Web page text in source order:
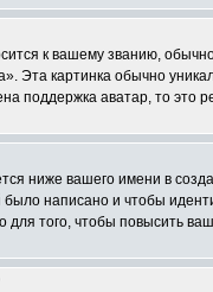
к вашему званию,
Эта картинка обычно
поддержка аватар, то
ниже вашего имени в
написано и чтобы
того, чтобы повысить